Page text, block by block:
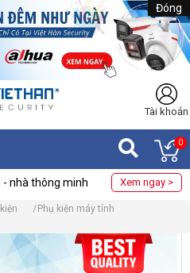
Đóng
Tài khoản
0
- nhà thông minh Xem ngay >
Phụ kiện máy tính